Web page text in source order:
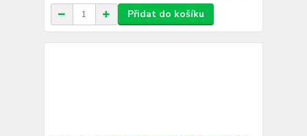
Přidat do košíku